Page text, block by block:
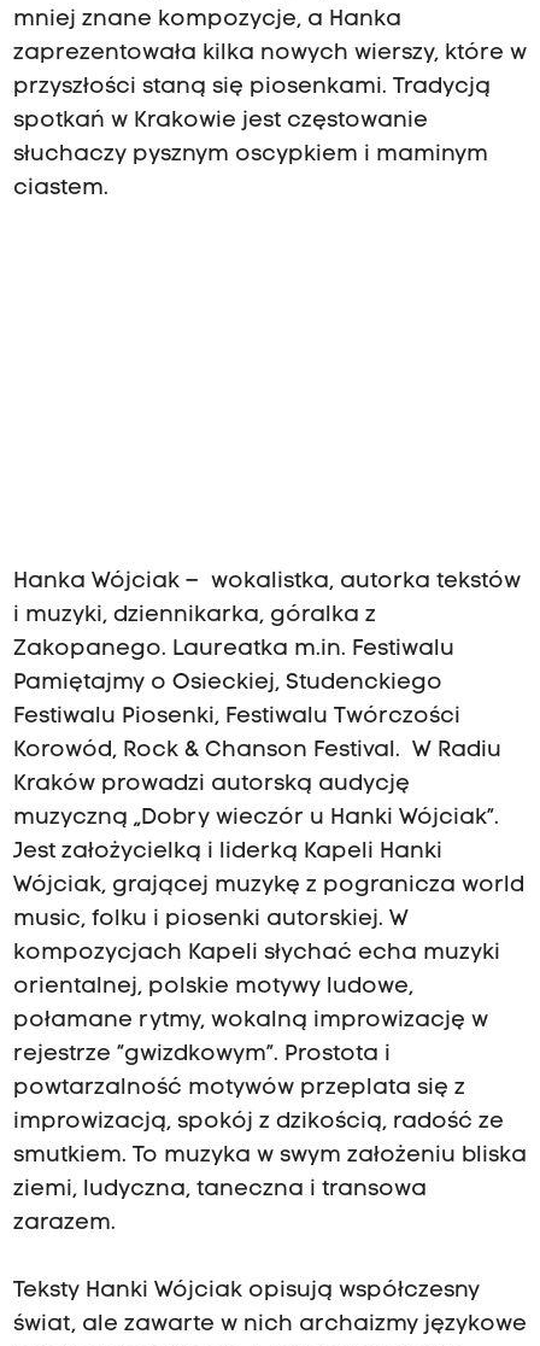
mniej znane kompozycje, a Hanka
zaprezentowała kilka nowych wierszy, które w
przyszłości staną się piosenkami. Tradycją
spotkań w Krakowie jest częstowanie
słuchaczy pysznym oscypkiem i maminym
ciastem.
Hanka Wójciak – wokalistka, autorka tekstów
i muzyki, dziennikarka, góralka z
Zakopanego. Laureatka m.in. Festiwalu
Pamiętajmy o Osieckiej, Studenckiego
Festiwalu Piosenki, Festiwalu Twórczości
Korowód, Rock & Chanson Festival. W Radiu
Kraków prowadzi autorską audycję
muzyczną „Dobry wieczór u Hanki Wójciak”.
Jest założycielką i liderką Kapeli Hanki
Wójciak, grającej muzykę z pogranicza world
music, folku i piosenki autorskiej. W
kompozycjach Kapeli słychać echa muzyki
orientalnej, polskie motywy ludowe,
połamane rytmy, wokalną improwizację w
rejestrze “gwizdkowym”. Prostota i
powtarzalność motywów przeplata się z
improwizacją, spokój z dzikością, radość ze
smutkiem. To muzyka w swym założeniu bliska
ziemi, ludyczna, taneczna i transowa
zarazem.
Teksty Hanki Wójciak opisują współczesny
świat, ale zawarte w nich archaizmy językowe